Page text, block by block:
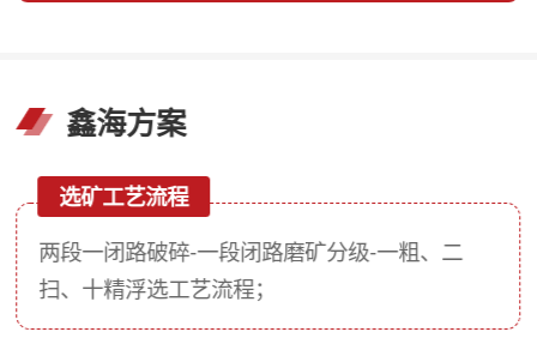
鑫海方案
选矿工艺流程
两段一闭路破碎-一段闭路磨矿分级-一粗、二
扫、十精浮选工艺流程；